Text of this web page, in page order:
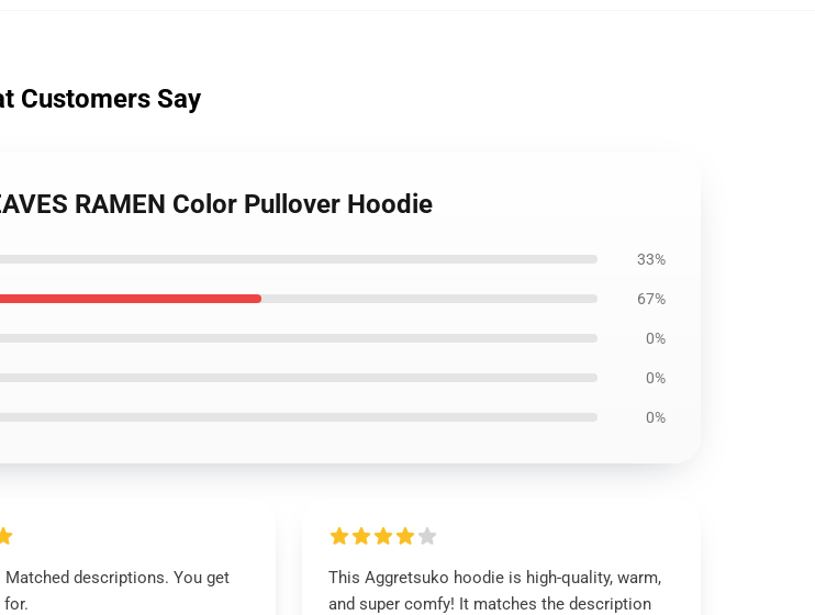
Customers Say
RAMEN Color Pullover Hoodie
33%
67%
0%
0%
0%
Matched descriptions. You get
for.
This Aggretsuko hoodie is high-quality, warm,
and super comfy! It matches the description